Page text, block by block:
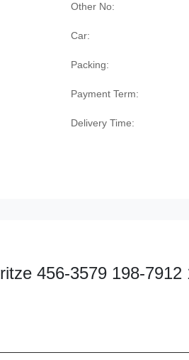
Other No:
Car:
Packing:
Payment Term:
Delivery Time:
456-3579 198-7912